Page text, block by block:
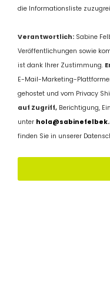
die Informationsliste
Verantwortlich: Sabine
Veröffentlichungen sowie
ist dank Ihrer Zustimmung.
E-Mail-Marketing-
gehostet und vom Privacy
auf Zugriff, Berichtigung,
unter
finden Sie in unserer